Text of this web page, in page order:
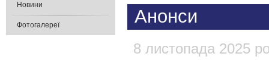
Анонси
8 листопада 2025
Новини
Фотогалереї